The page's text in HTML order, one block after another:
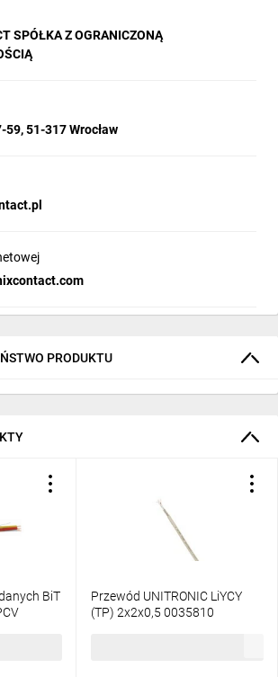
SPÓŁKA Z OGRANICZONĄ
51-317 Wrocław
PRODUKTU
BiT
Przewód UNITRONIC LiYCY
(TP) 2x2x0,5 0035810